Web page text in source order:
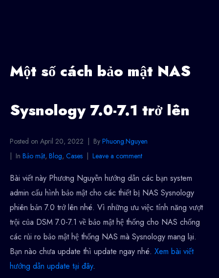
Một số cách bảo mật NAS
Sysnology 7.0-7.1 trở lên
Posted on April 20, 2022 By Phuong.Nguyen
In Bảo mật, Blog, Cases Leave a comment
Bài viết này Phương Nguyễn hướng dẫn các bạn system
admin cấu hình bảo mật cho các thiết bị NAS Sysnology
phiên bản 7.0 trở lên nhé. Vì những ưu việc tính năng vượt
trội của DSM 7.0-7.1 về bảo mật hệ thống cho NAS chống
các rủi ro bảo mật hệ thống NAS mà Sysnology mang lại.
Bạn nào chưa update thì update ngay nhé. Xem bài viết
hướng dẫn update tại đây.